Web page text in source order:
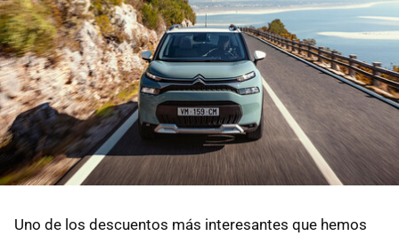
Uno de los descuentos más interesantes que hemos